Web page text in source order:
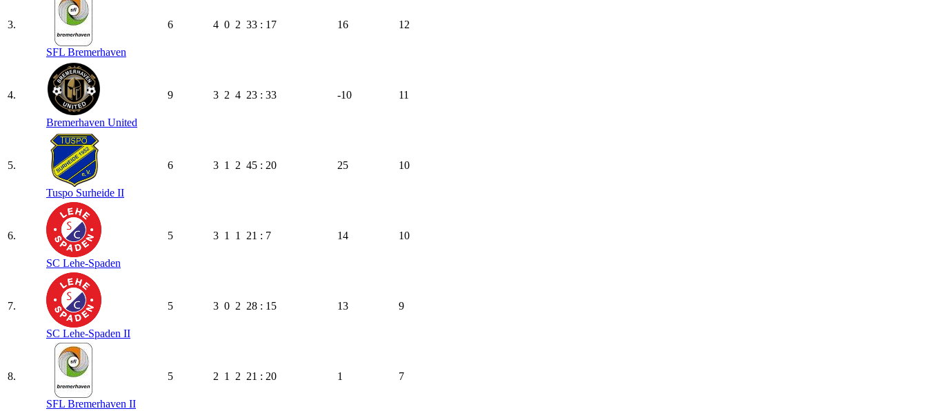
3.
SFL Bremerhaven
6 4 0 2 33 : 17 16 12
4.
Bremerhaven United
9 3 2 4 23 : 33 -10 11
5.
Tuspo Surheide II
6 3 1 2 45 : 20 25 10
6.
SC Lehe-Spaden
5 3 1 1 21 : 7 14 10
7.
SC Lehe-Spaden II
5 3 0 2 28 : 15 13 9
8.
SFL Bremerhaven II
5 2 1 2 21 : 20 1 7